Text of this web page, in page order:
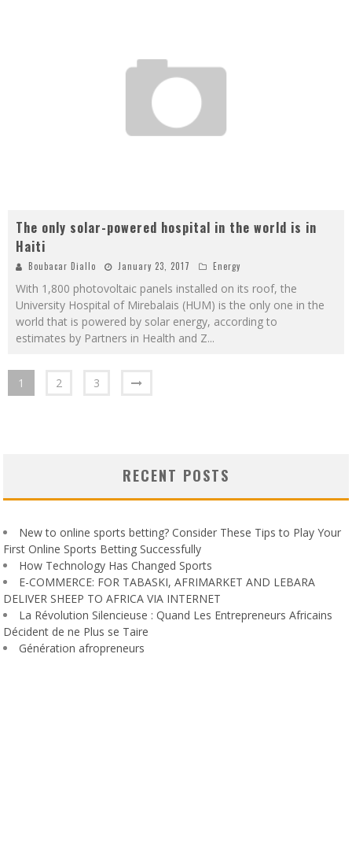
The only solar-powered hospital in the world is in
Haiti
Boubacar Diallo January 23, 2017 Energy
With 1,800 photovoltaic panels installed on its roof, the
University Hospital of Mirebalais (HUM) is the only one in the
world that is powered by solar energy, according to
estimates by Partners in Health and Z...
1 2 3
RECENT POSTS
New to online sports betting? Consider These Tips to Play Your
First Online Sports Betting Successfully
How Technology Has Changed Sports
E-COMMERCE: FOR TABASKI, AFRIMARKET AND LEBARA
DELIVER SHEEP TO AFRICA VIA INTERNET
La Révolution Silencieuse : Quand Les Entrepreneurs Africains
Décident de ne Plus se Taire
Génération afropreneurs